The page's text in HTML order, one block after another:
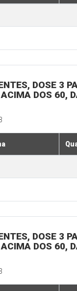
DOSE 3
DOS 60,
DOSE 3
DOS 60,